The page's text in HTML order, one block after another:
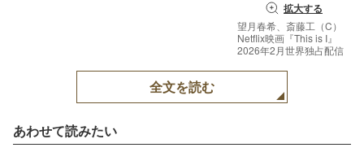
拡大する
望月春希、斎藤工（C）
Netflix映画『This is I』
2026年2月世界独占配信
全文を読む
あわせて読みたい